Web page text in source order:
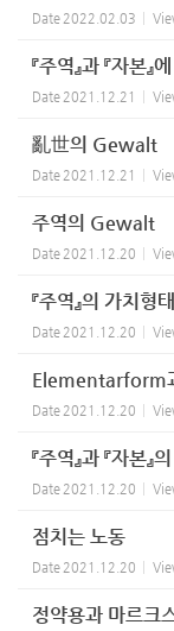
Date 2022.02.03
『주역』과 『자본
Date 2021.12.21
亂世의 Gewalt
Date 2021.12.21
주역의 Gewalt
Date 2021.12.20
『주역』의 가치형
Date 2021.12.20
Elementarform
Date 2021.12.20
『주역』과 『자본
Date 2021.12.20
점치는 노동
Date 2021.12.20
정약용과 마르크